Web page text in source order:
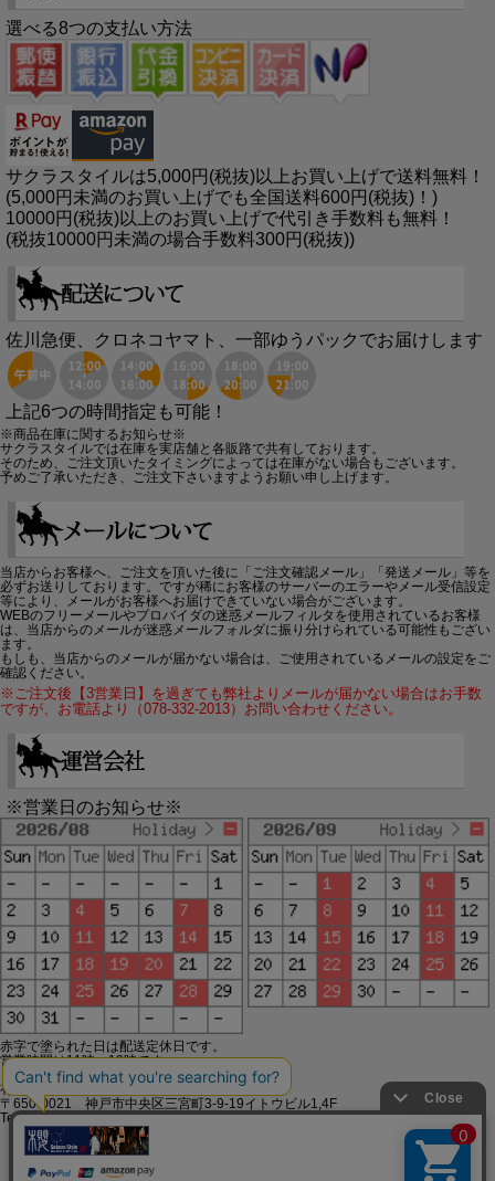
選べる8つの支払い方法
サクラスタイルは5,000円(税抜)以上お買い上げで送料無料！
(5,000円未満のお買い上げでも全国送料600円(税抜)！)
10000円(税抜)以上のお買い上げで代引き手数料も無料！
(税抜10000円未満の場合手数料300円(税抜))
佐川急便、クロネコヤマト、一部ゆうパックでお届けします
上記6つの時間指定も可能！
※商品在庫に関するお知らせ※
サクラスタイルでは在庫を実店舗と各販路で共有しております。
そのため、ご注文頂いたタイミングによっては在庫がない場合もございます。
予めご了承いただき、ご注文下さいますようお願い申し上げます。
当店からお客様へ、ご注文を頂いた後に「ご注文確認メール」「発送メール」等を
必ずお送りしております。ですが稀にお客様のサーバーのエラーやメール受信設定
等により、メールがお客様へお届けできていない場合がございます。
WEBのフリーメールやプロバイダの迷惑メールフィルタを使用されているお客様
は、当店からのメールが迷惑メールフォルダに振り分けられている可能性もござい
ます。
もしも、当店からのメールが届かない場合は、ご使用されているメールの設定をご
確認ください。
※ご注文後【3営業日】を過ぎても弊社よりメールが届かない場合はお手数
ですが、お電話より（078-332-2013）お問い合わせください。
※営業日のお知らせ※
赤字で塗られた日は配送定休日です。
営業時間は11時～19時です。
有限会社ジップジップ SakuraStyle通販事業部
〒650-0021 神戸市中央区三宮町3-9-19イトウビル1,4F
Tel:078-332-2013 FAX:078-333-6644